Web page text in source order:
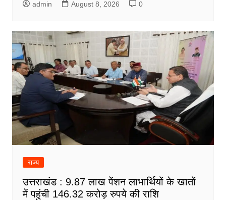
admin August 8, 2026 0
राज्य
उत्तराखंड : 9.87 लाख पेंशन लाभार्थियों के खातों
में पहुंची 146.32 करोड़ रुपये की राशि